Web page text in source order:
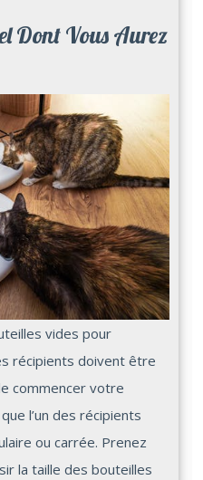
Dont Vous Aurez
vides pour
récipients doivent être
commencer votre
l’un des récipients
ou carrée. Prenez
la taille des bouteilles